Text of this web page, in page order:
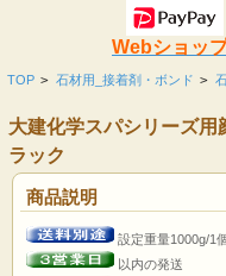
Webショッ
TOP > 石材用_接着剤・ボンド >
大建化学スパシリーズ
ラック
商品説明
設定重量1000g/1
以内の発送